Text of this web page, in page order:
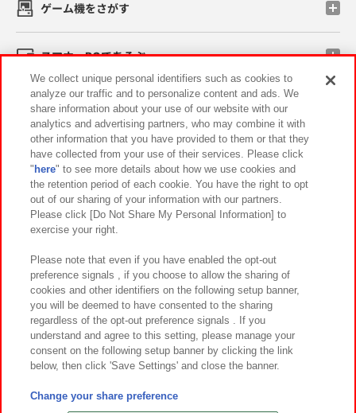
ゲーム機をさがす
スマホ・PCであそぶ
イベント・キャンペーン
関連会社 サステナビリティ サイトポリシー
プライバシーポリシー ウェブアクセシビリティ方針と検証結果
お取引先さまとともに
カスタマーハラスメント対応方針 よくあるご質問・お問い合わせ
©Bandai Namco Amusement Inc.
©Bandai Namco Amusement Lab Inc.
We collect unique personal identifiers such as cookies to
analyze our traffic and to personalize content and ads. We
share information about your use of our website with our
analytics and advertising partners, who may combine it with
other information that you have provided to them or that they
have collected from your use of their services. Please click
" here" to see more details about how we use cookies and
the retention period of each cookie. You have the right to opt
out of our sharing of your information with our partners.
Please click [Do Not Share My Personal Information] to
exercise your right.
Please note that even if you have enabled the opt-out
preference signals , if you choose to allow the sharing of
cookies and other identifiers on the following setup banner,
you will be deemed to have consented to the sharing
regardless of the opt-out preference signals . If you
understand and agree to this setting, please manage your
consent on the following setup banner by clicking the link
below, then click 'Save Settings' and close the banner.
Change your share preference